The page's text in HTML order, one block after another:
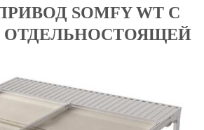
SOMFY WT С
ОТДЕЛЬНОСТОЯЩЕЙ